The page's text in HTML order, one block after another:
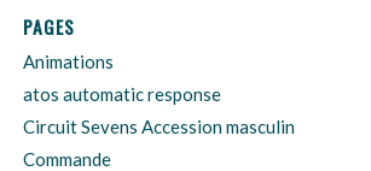
PAGES
Animations
atos automatic response
Circuit Sevens Accession masculin
Commande